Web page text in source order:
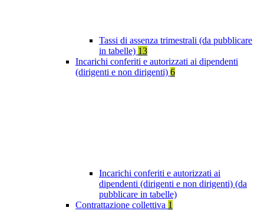
Tassi di assenza trimestrali (da pubblicare
in tabelle) 13
Incarichi conferiti e autorizzati ai dipendenti
(dirigenti e non dirigenti) 6
Incarichi conferiti e autorizzati ai
dipendenti (dirigenti e non dirigenti) (da
pubblicare in tabelle)
Contrattazione collettiva 1